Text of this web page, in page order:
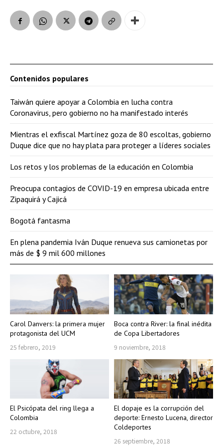
Carol Danvers: la primera mujer
protagonista del UCM
25 febrero, 2019
Boca contra River: la final inédita
de Copa Libertadores
9 noviembre, 2018
El Psicópata del ring llega a
Colombia
22 octubre, 2018
El dopaje es la corrupción del
deporte: Ernesto Lucena, director
Coldeportes
26 septiembre, 2018
Contenidos populares
Taiwán quiere apoyar a Colombia en lucha contra
Coronavirus, pero gobierno no ha manifestado interés
Mientras el exfiscal Martínez goza de 80 escoltas, gobierno
Duque dice que no hay plata para proteger a líderes sociales
Los retos y los problemas de la educación en Colombia
Preocupa contagios de COVID-19 en empresa ubicada entre
Zipaquirá y Cajicá
Bogotá fantasma
En plena pandemia Iván Duque renueva sus camionetas por
más de $ 9 mil 600 millones